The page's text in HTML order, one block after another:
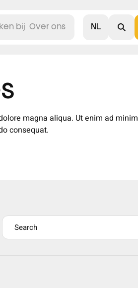
bij Over ons NL
magna aliqua. Ut enim ad minim
consequat.